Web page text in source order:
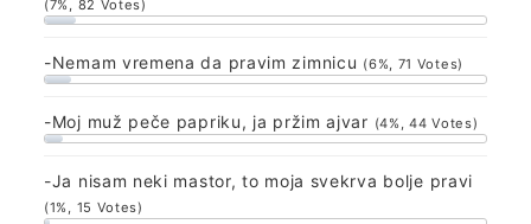
(7%, 82 Votes)
-Nemam vremena da pravim zimnicu (6%, 71 Votes)
-Moj muž peče papriku, ja pržim ajvar (4%, 44 Votes)
-Ja nisam neki mastor, to moja svekrva bolje pravi
(1%, 15 Votes)